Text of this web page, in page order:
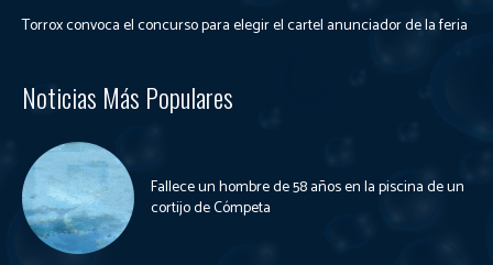
Torrox convoca el concurso para elegir el cartel anunciador de la feria
Noticias Más Populares
Fallece un hombre de 58 años en la piscina de un
cortijo de Cómpeta